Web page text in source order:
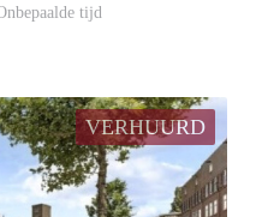
tijd
VERHUURD